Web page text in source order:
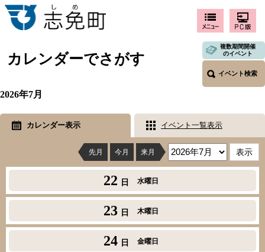
カレンダーでさがす
複数期間開催
のイベント
イベント検索
2026年7月
カレンダー表示 イベント一覧表示
先月 今月 来月
22 日 水曜日
23 日 木曜日
24 日 金曜日